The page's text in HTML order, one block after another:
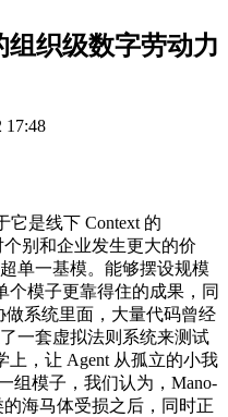
组织级数字劳动力
17:48
是线下 Context 的
别和企业发生更大的价
单一基模。能够摆设规模
个模子更靠得住的成果，同
系统里面，大量代码曾经
一套虚拟法则系统来测试
，让 Agent 从孤立的小我
组模子，我们认为，Mano-
海马体受损之后，同时正